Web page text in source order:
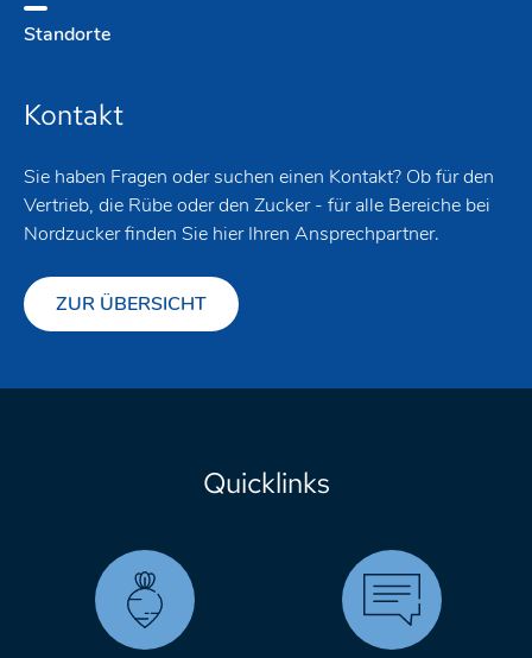
Standorte
Kontakt
Sie haben Fragen oder suchen einen Kontakt? Ob für den
Vertrieb, die Rübe oder den Zucker - für alle Bereiche bei
Nordzucker finden Sie hier Ihren Ansprechpartner.
ZUR ÜBERSICHT
Quicklinks